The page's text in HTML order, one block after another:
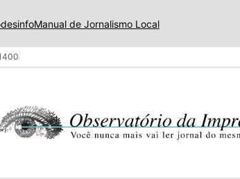
Manual de Jornalismo Local